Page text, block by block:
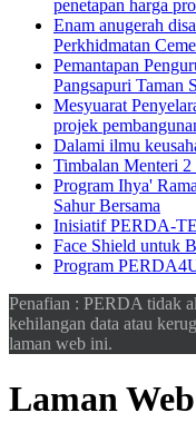
penetapan harga
Enam anugerah
Perkhidmatan
Pemantapan
Pangsapuri Taman
Mesyuarat
projek
Dalami ilmu
Timbalan Menteri
Program Ihya'
Sahur Bersama
Inisiatif PERDA-
Face Shield untuk
Program
Penafian : PERDA tidak
kehilangan data atau
laman web ini.
Laman